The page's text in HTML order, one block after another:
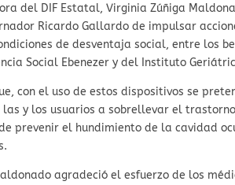
del DIF Estatal, Virginia Zúñiga
Ricardo Gallardo de impulsar
de desventaja social, entre los
Social Ebenezer y del Instituto
con el uso de estos dispositivos se
y los usuarios a sobrellevar el
prevenir el hundimiento de la cavidad
agradeció el esfuerzo de los